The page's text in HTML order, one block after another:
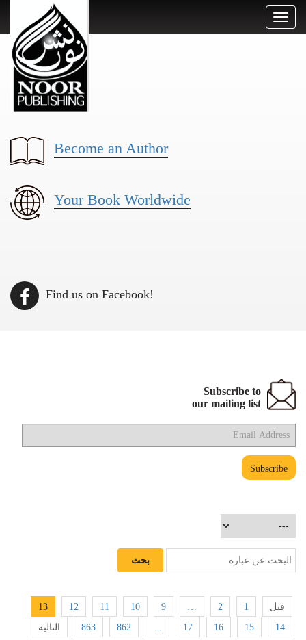
Toggle
Become an Author
Your Book Worldwide
Find us on Facebook!
Subscribe to
our mailing list
قبل 1
2
…
9
10
11
12
13
14
15
16
17
…
862
863 التالية